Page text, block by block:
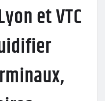
et VTC